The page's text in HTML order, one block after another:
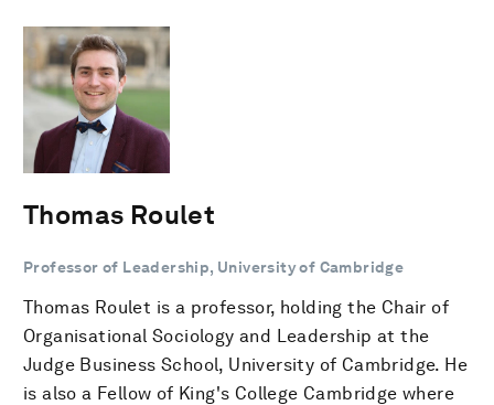
Thomas Roulet
Professor of Leadership, University of Cambridge
Thomas Roulet is a professor, holding the Chair of
Organisational Sociology and Leadership at the
Judge Business School, University of Cambridge. He
is also a Fellow of King's College Cambridge where